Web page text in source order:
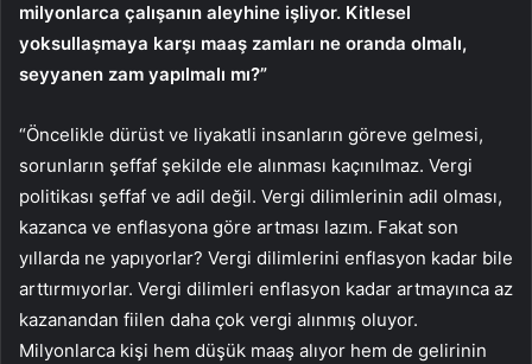
milyonlarca çalışanın aleyhine işliyor. Kitlesel
yoksullaşmaya karşı maaş zamları ne oranda olmalı,
seyyanen zam yapılmalı mı?”
“Öncelikle dürüst ve liyakatli insanların göreve gelmesi,
sorunların şeffaf şekilde ele alınması kaçınılmaz. Vergi
politikası şeffaf ve adil değil. Vergi dilimlerinin adil olması,
kazanca ve enflasyona göre artması lazım. Fakat son
yıllarda ne yapıyorlar? Vergi dilimlerini enflasyon kadar bile
arttırmıyorlar. Vergi dilimleri enflasyon kadar artmayınca az
kazanandan fiilen daha çok vergi alınmış oluyor.
Milyonlarca kişi hem düşük maaş alıyor hem de gelirinin